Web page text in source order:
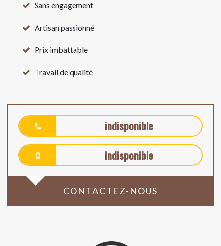
Sans engagement
Artisan passionné
Prix imbattable
Travail de qualité
indisponible
indisponible
CONTACTEZ-NOUS